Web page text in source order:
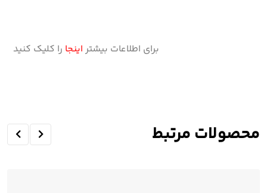
برای اطلاعات بیشتر اینجا را کلیک کنید
محصولات مرتبط